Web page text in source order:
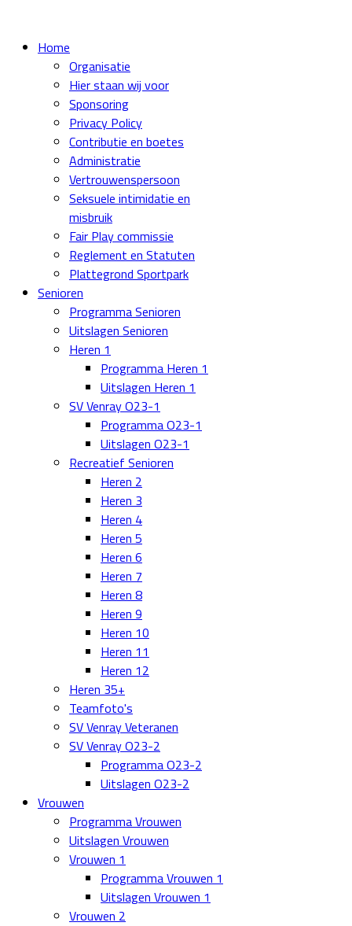
Home
Organisatie
Hier staan wij voor
Sponsoring
Privacy Policy
Contributie en boetes
Administratie
Vertrouwenspersoon
Seksuele intimidatie en
misbruik
Fair Play commissie
Reglement en Statuten
Plattegrond Sportpark
Senioren
Programma Senioren
Uitslagen Senioren
Heren 1
Programma Heren 1
Uitslagen Heren 1
SV Venray O23-1
Programma O23-1
Uitslagen O23-1
Recreatief Senioren
Heren 2
Heren 3
Heren 4
Heren 5
Heren 6
Heren 7
Heren 8
Heren 9
Heren 10
Heren 11
Heren 12
Heren 35+
Teamfoto's
SV Venray Veteranen
SV Venray O23-2
Programma O23-2
Uitslagen O23-2
Vrouwen
Programma Vrouwen
Uitslagen Vrouwen
Vrouwen 1
Programma Vrouwen 1
Uitslagen Vrouwen 1
Vrouwen 2